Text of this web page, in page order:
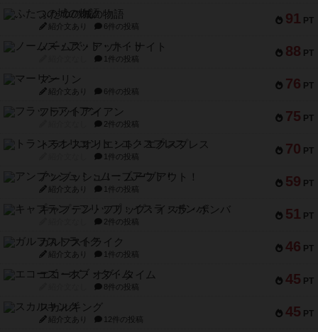
91 PT
ふたつの城の物語
紹介文あり 6件の投稿
88 PT
ノームズ・アット・ナイト
1件の投稿
76 PT
マーリン
紹介文あり 6件の投稿
75 PT
フラットアイアン
2件の投稿
70 PT
トランスオリエント・エクスプレス
1件の投稿
59 PT
アンブッシュ！：ムーブアウト！
紹介文あり 1件の投稿
51 PT
キャプテン・フリップ：イスラ・ボンバ
2件の投稿
46 PT
ガルフストライク
紹介文あり 1件の投稿
45 PT
エコーズ・オブ・タイム
8件の投稿
45 PT
スカルキング
紹介文あり 12件の投稿